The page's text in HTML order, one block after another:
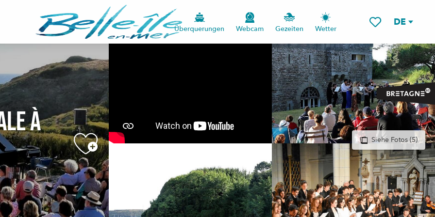
DE
Überquerungen Webcam Gezeiten Wetter
Siehe Fotos (5)
à